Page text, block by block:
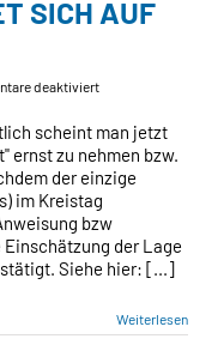
SICH AUF
deaktiviertfür
OLPE
BEREITET
SICH
AUF
BLACKOUT
VOR
scheint man jetzt
ernst zu nehmen bzw.
der einzige
im Kreistag
bzw
der Lage
Siehe hier: [...]
Weiterlesen